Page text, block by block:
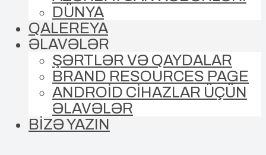
DÜNYA
QALEREYA
ƏLAVƏLƏR
ŞƏRTLƏR VƏ QAYDALAR
BRAND RESOURCES PAGE
ANDROİD CİHAZLAR ÜÇÜN
ƏLAVƏLƏR
BİZƏ YAZIN